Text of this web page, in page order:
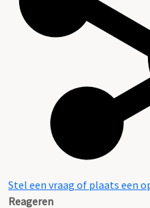
Stel een vraag of plaats een
Reageren